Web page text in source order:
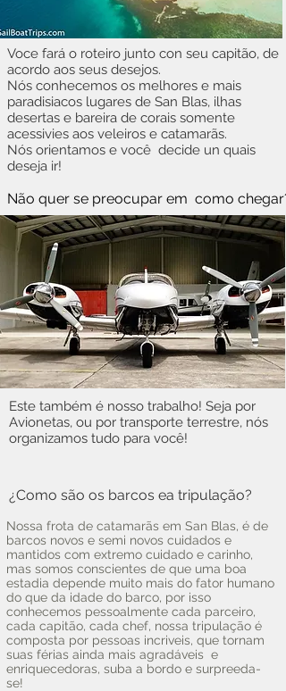
Voce fará o roteiro junto con seu capitão, de
acordo aos seus desejos.
Nós conhecemos os melhores e mais
paradisiacos lugares de San Blas, ilhas
desertas e bareira de corais somente
acessivies aos veleiros e catamarãs.
Nós orientamos e você decide un quais
deseja ir!
Não quer se preocupar em como chegar?
Este também é nosso trabalho! Seja por
Avionetas, ou por transporte terrestre, nós
organizamos tudo para você!
¿Como são os barcos ea tripulação?
Nossa frota de catamarãs em San Blas, é de
barcos novos e semi novos cuidados e
mantidos com extremo cuidado e carinho,
mas somos conscientes de que uma boa
estadia depende muito mais do fator humano
do que da idade do barco, por isso
conhecemos pessoalmente cada parceiro,
cada capitão, cada chef, nossa tripulação é
composta por pessoas incriveis, que tornam
suas férias ainda mais agradáveis e
enriquecedoras, suba a bordo e surpreeda-
se!